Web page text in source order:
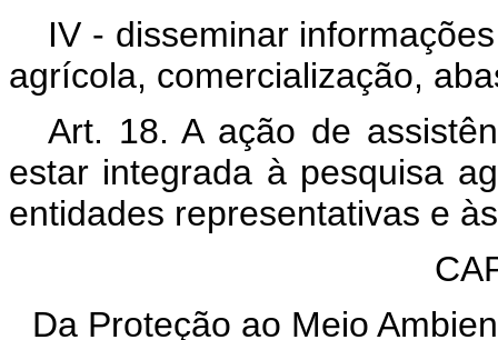
IV - disseminar
agrícola, comercialização,
Art. 18. A ação de
estar integrada à pesquisa
entidades representativas e
Da Proteção ao Meio